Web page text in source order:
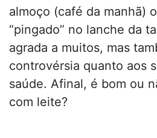
almoço (café da manhã)
“pingado” no lanche da
agrada a muitos, mas
controvérsia quanto aos
saúde. Afinal, é bom ou
com leite?